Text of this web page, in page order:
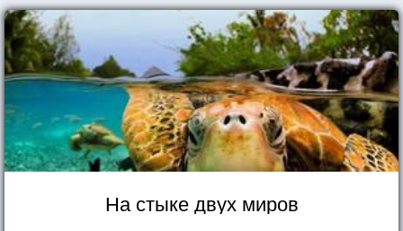
На стыке двух миров